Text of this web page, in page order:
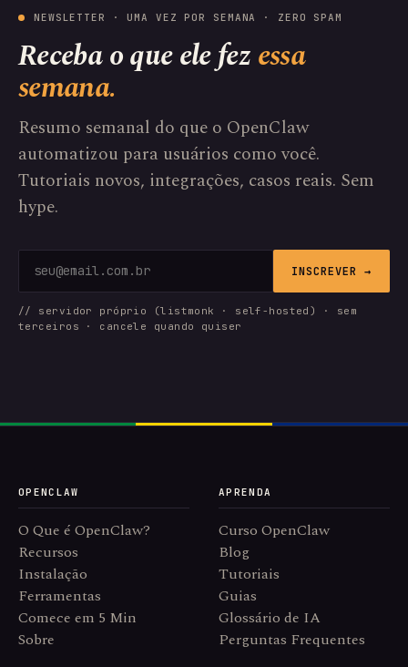
NEWSLETTER · UMA VEZ POR SEMANA · ZERO SPAM
Receba o que ele fezessa
semana.
Resumo semanal do que o OpenClaw
automatizou para usuários como você.
Tutoriais novos, integrações, casos reais. Sem
hype.
INSCREVER →
// servidor próprio (listmonk · self-hosted) · sem
terceiros · cancele quando quiser
OPENCLAW
O Que é OpenClaw?
Recursos
Instalação
Ferramentas
Comece em 5 Min
Sobre
APRENDA
Curso OpenClaw
Blog
Tutoriais
Guias
Glossário de IA
Perguntas Frequentes